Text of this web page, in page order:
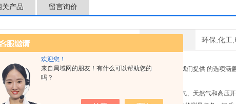
欢迎您！
来自局域网的朋友！有什么可以帮助您的
吗？
关产品 留言询价
他品牌 环保,化工
取样选项现货价格
I.S.发挥最佳性能，必须针对测量点进行适当的样本调节。我们提供 的选项涵
天然气。
现场取样检测，测量大量应用中的露点或水气含量，包括压缩空气、天然气和高压